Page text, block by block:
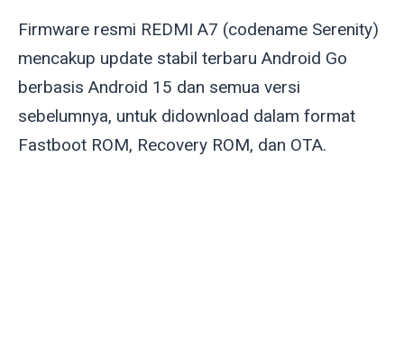
Firmware resmi REDMI A7 (codename Serenity)
mencakup update stabil terbaru Android Go
berbasis Android 15 dan semua versi
sebelumnya, untuk didownload dalam format
Fastboot ROM, Recovery ROM, dan OTA.